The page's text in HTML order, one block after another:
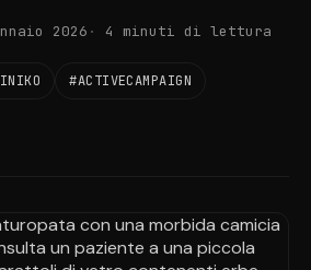
2026 4 minuti di lettura
#ACTIVECAMPAIGN